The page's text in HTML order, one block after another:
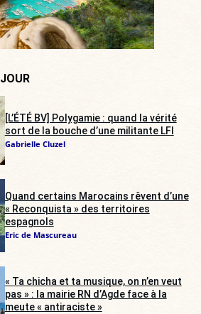
[L’ÉTÉ BV] Polygamie : quand la vérité
sort de la bouche d’une militante LFI
Gabrielle Cluzel
Quand certains Marocains rêvent d’une
« Reconquista » des territoires
espagnols
Eric de Mascureau
« Ta chicha et ta musique, on n’en veut
pas » : la mairie RN d’Agde face à la
meute « antiraciste »